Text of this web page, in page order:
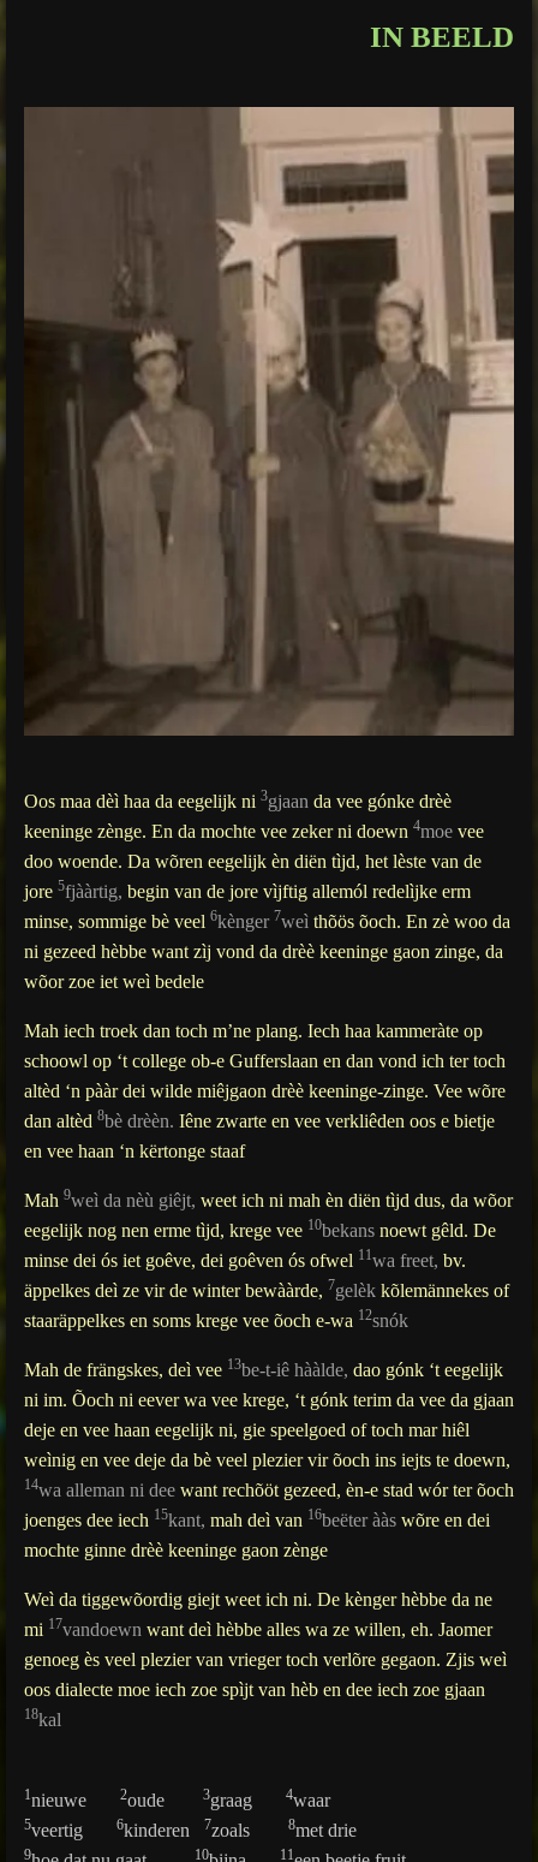
IN BEELD
Oos maa dèì haa da eegelijk ni 3gjaan da vee gónke drèè
keeninge zènge. En da mochte vee zeker ni doewn 4moe vee
doo woende. Da wõren eegelijk èn diën tìjd, het lèste van de
jore 5fjààrtig, begin van de jore vìjftig allemól redelìjke erm
minse, sommige bè veel 6kènger 7weì thõös õoch. En zè woo da
ni gezeed hèbbe want zìj vond da drèè keeninge gaon zinge, da
wõor zoe iet weì bedele
Mah iech troek dan toch m’ne plang. Iech haa kammeràte op
schoowl op ‘t college ob-e Gufferslaan en dan vond ich ter toch
altèd ‘n pààrdei wilde miêjgaon drèè keeninge-zinge. Vee wõre
dan altèd 8bè drèèn. Iêne zwarte en vee verkliêden oos e bietje
en vee haan ‘n kërtonge staaf
Mah 9weì da nèù giêjt, weet ich ni mah èn diën tìjd dus, da wõor
eegelijk nog nen erme tìjd, krege vee 10bekans noewt gêld. De
minse dei ós iet goêve, dei goêven ós ofwel 11wa freet, bv.
äppelkes deì ze virde winterbewààrde, 7gelèk kõlemännekes of
staaräppelkes en soms krege vee õoch e-wa 12snók
Mah de frängskes, deì vee 13be-t-iê hààlde, dao gónk ‘t eegelijk
ni im. Õoch ni eever wa vee krege, ‘t gónk terim da vee da gjaan
deje en vee haan eegelijk ni, gie speelgoed of toch marhiêl
weìnig en vee deje da bè veel pleziervir õoch ins iejts te doewn,
14wa alleman ni dee want rechõöt gezeed, èn-e stad wórterõoch
joenges dee iech 15kant, mah deì van 16beëter ààs wõre en dei
mochte ginne drèè keeninge gaon zènge
Weì da tiggewõordig giejt weet ich ni. De kènger hèbbe da ne
mi 17vandoewn want deì hèbbe alles wa ze willen, eh. Jaomer
genoeg ès veel pleziervan vriegertoch verlõre gegaon. Zjis weì
oos dialecte moe iech zoe spìjt van hèb en dee iech zoe gjaan
18kal
1nieuwe 2oude 3graag 4waar
5veertig 6kinderen 7zoals 8met drie
9 10 11